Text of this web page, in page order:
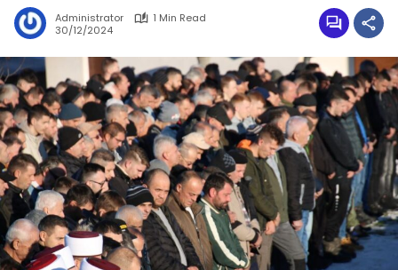
Administrator
1 Min Read
30/12/2024